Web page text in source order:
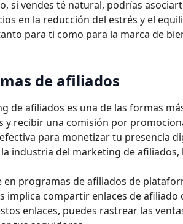
si vendes té natural, podrías
en la reducción del estrés y el
para ti como para la marca de
de afiliados
de afiliados es una de las formas
y recibir una comisión por
para monetizar tu presencia
industria del marketing de
en programas de afiliados de
implica compartir enlaces de
enlaces, puedes rastrear las